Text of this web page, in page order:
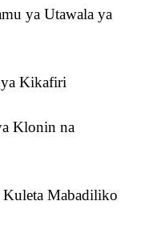
ya Utawala ya
Kikafiri
Klonin na
Mabadiliko